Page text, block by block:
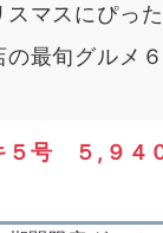
マスにぴっ
の最旬グルメ
５号 ５,９４